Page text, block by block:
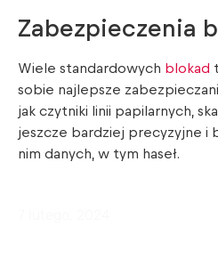
Zabezpieczenia
Wiele standardowych blokad
sobie najlepsze
jak czytniki linii papilarnych,
jeszcze bardziej precyzyjne i
nim danych, w tym haseł.